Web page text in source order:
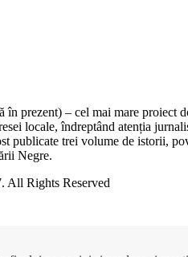
prezent) – cel mai mare proiect
locale, îndreptând atenția
publicate trei volume de istorii,
Negre.
All Rights Reserved